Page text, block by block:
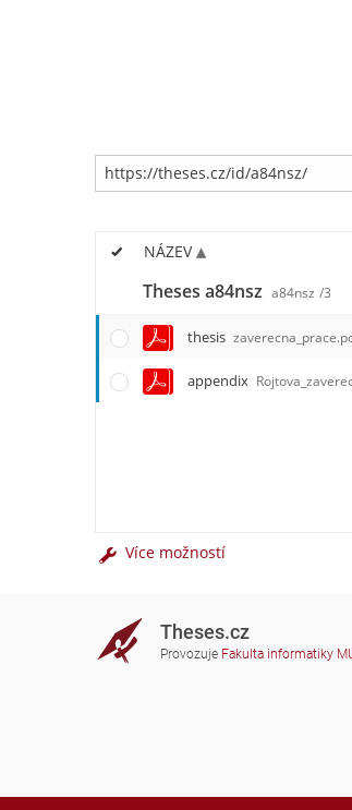
NÁZEV
Theses a84nsz a84nsz /3
thesis
appendix
Více možností
Theses.cz
Provozuje Fakulta informatiky